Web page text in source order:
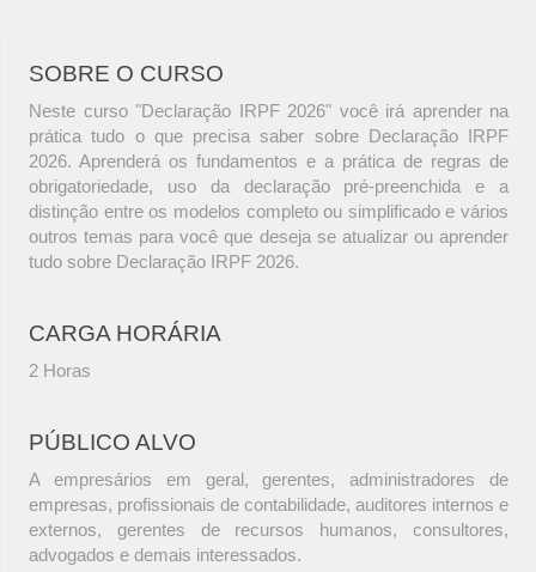
SOBRE O CURSO
Neste curso "Declaração IRPF 2026" você irá aprender na
prática tudo o que precisa saber sobre Declaração IRPF
2026. Aprenderá os fundamentos e a prática de regras de
obrigatoriedade, uso da declaração pré-preenchida e a
distinção entre os modelos completo ou simplificado e vários
outros temas para você que deseja se atualizar ou aprender
tudo sobre Declaração IRPF 2026.
CARGA HORÁRIA
2 Horas
PÚBLICO ALVO
A empresários em geral, gerentes, administradores de
empresas, profissionais de contabilidade, auditores internos e
externos, gerentes de recursos humanos, consultores,
advogados e demais interessados.